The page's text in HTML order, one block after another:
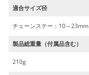
適合サイズ径
チェーンステー：10～23mm
製品総重量（付属品含む）
210g